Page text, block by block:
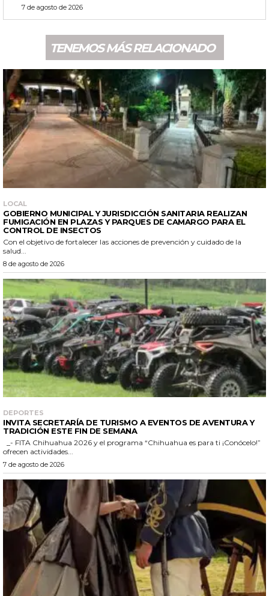
7 de agosto de 2026
TENEMOS MÁS RELACIONADO
LOCAL
GOBIERNO MUNICIPAL Y JURISDICCIÓN SANITARIA REALIZAN
FUMIGACIÓN EN PLAZAS Y PARQUES DE CAMARGO PARA EL
CONTROL DE INSECTOS
Con el objetivo de fortalecer las acciones de prevención y cuidado de la
salud...
8 de agosto de 2026
DEPORTES
INVITA SECRETARÍA DE TURISMO A EVENTOS DE AVENTURA Y
TRADICIÓN ESTE FIN DE SEMANA
ofrecen actividades...
7 de agosto de 2026